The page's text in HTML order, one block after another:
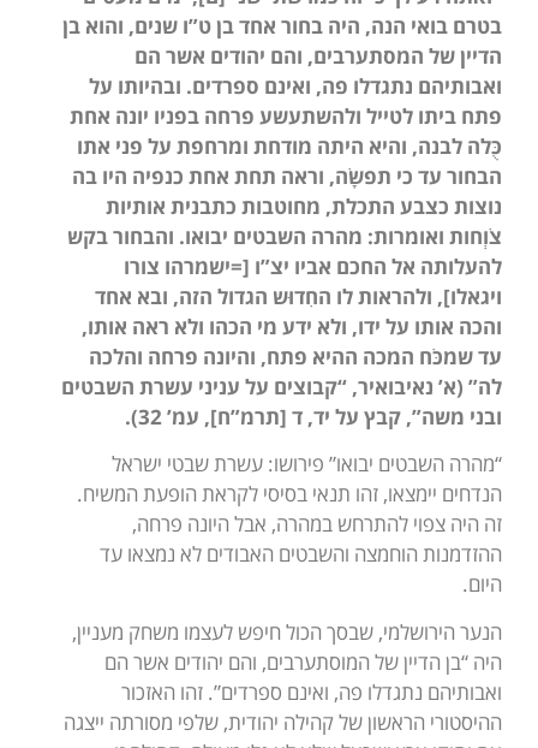
בטרם בואי הנה, היה בחור אחד בן ט”ו שנים, והוא בן
הדיין של המסתערבים, והם יהודים אשר הם
ואבותיהם נתגדלו פה, ואינם ספרדים. ובהיותו על
פתח ביתו לטייל ולהשתעשע פרחה בפניו יונה אחת
כֻּלה לבנה, והיא היתה מודחת ומרחפת על פני אתו
הבחור עד כי תפשָׂה, וראה תחת אחת כנפיה היו בה
נוצות כצבע התכלת, מחוטבות כתבנית אותיות
צֹוְחות ואומרות: מהרה השבטים יבואו. והבחור בקש
להעלותה אל החכם אביו יצ”ו [=ישמרהו צורו
ויגאלו], ולהראות לו החִדוּש הגדול הזה, ובא אחד
והכה אותו על ידו, ולא ידע מי הכהו ולא ראה אותו,
עד שמכֹּח המכה ההיא פתח, והיונה פרחה והלכה
לה” (א’ נאיבואיר, “קבוצים על עניני עשרת השבטים
ובני משה”, קבץ על יד, ד [תרמ”ח], עמ’ 32).
“מהרה השבטים יבואו” פירושו: עשרת שבטי ישראל
הנדחים יימצאו, זהו תנאי בסיסי לקראת הופעת המשיח.
זה היה צפוי להתרחש במהרה, אבל היונה פרחה,
ההזדמנות הוחמצה והשבטים האבודים לא נמצאו עד
היום.
הנער הירושלמי, שבסך הכול חיפש לעצמו משחק מעניין,
היה “בן הדיין של המוסתערבים, והם יהודים אשר הם
ואבותיהם נתגדלו פה, ואינם ספרדים”. זהו האזכור
ההיסטורי הראשון של קהילה יהודית, שלפי מסורתה ייצגה